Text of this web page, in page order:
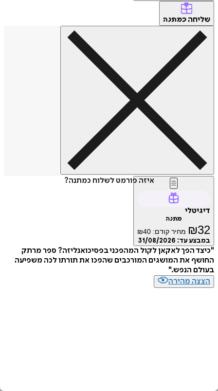
שליחה כמתנה
איזה פורמט לשלוח כמתנה?
דיגיטלי
מתנה
₪32 מחיר קודם: ₪40
במבצע עד: 31/08/2026
"כיצד הפך לאקאן לקול המהפכני בפסיכואנליזה? ספר מרתק
החושף את המושגים המורכבים שהפכו את תורתו לכה משפיעה
בעולם הנפש."
הצצה מהירה